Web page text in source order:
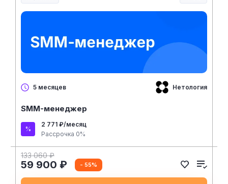
5 месяцев Нетология
SMM-менеджер
2 771 ₽/месяц
Рассрочка 0%
133 060 ₽
59 900 ₽ - 55%